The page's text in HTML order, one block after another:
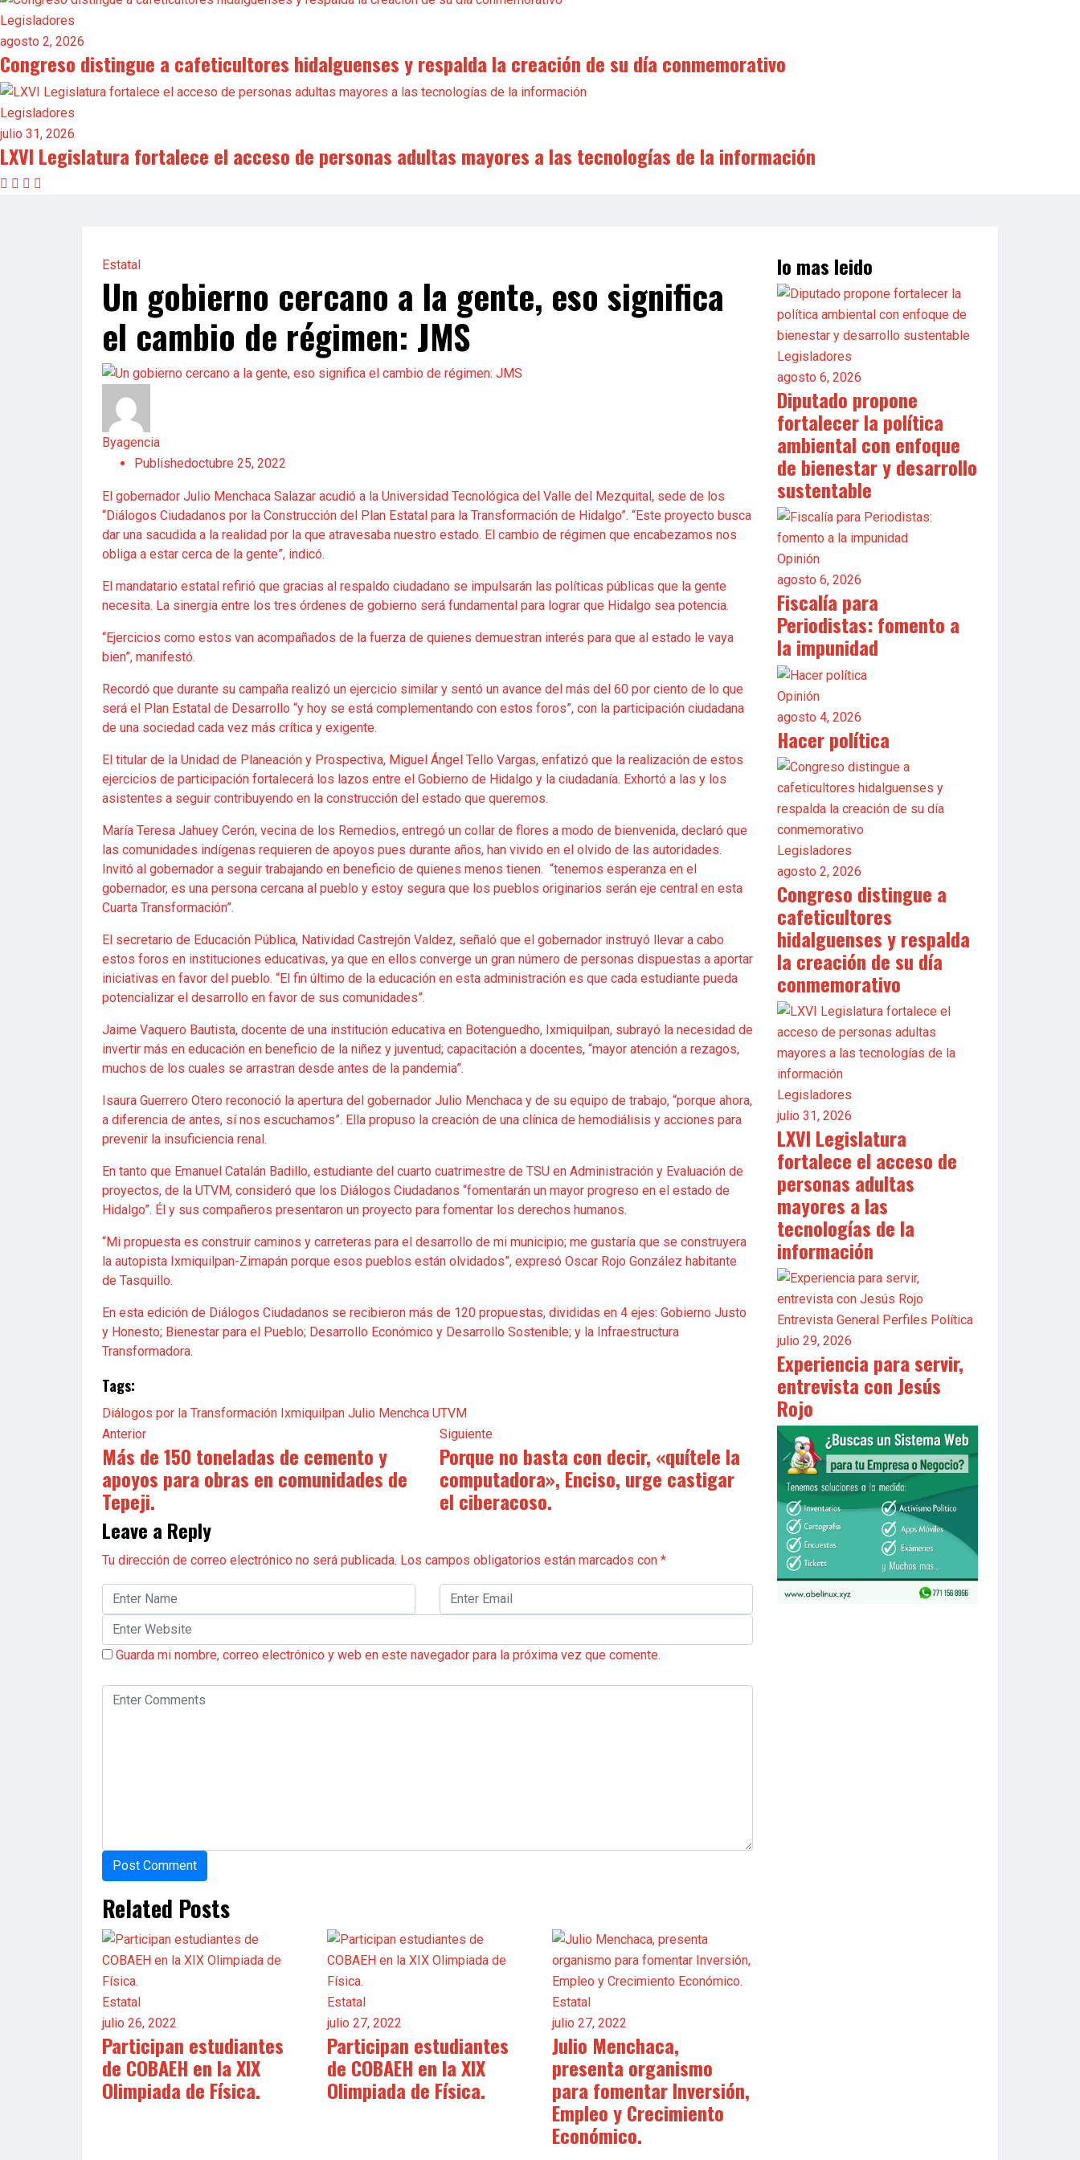
Legisladores
agosto 2, 2026
Congreso distingue a cafeticultores hidalguenses y respalda la creación de su día conmemorativo
Legisladores
julio 31, 2026
LXVI Legislatura fortalece el acceso de personas adultas mayores a las tecnologías de la información
Estatal
Un gobierno cercano a la gente, eso significa
el cambio de régimen: JMS
Byagencia
Publishedoctubre 25, 2022
El gobernador Julio Menchaca Salazar acudió a la Universidad Tecnológica del Valle del Mezquital, sede de los
“Diálogos Ciudadanos por la Construcción del Plan Estatal para la Transformación de Hidalgo”. “Este proyecto busca
dar una sacudida a la realidad por la que atravesaba nuestro estado. El cambio de régimen que encabezamos nos
obliga a estar cerca de la gente”, indicó.
El mandatario estatal refirió que gracias al respaldo ciudadano se impulsarán las políticas públicas que la gente
necesita. La sinergia entre los tres órdenes de gobierno será fundamental para lograr que Hidalgo sea potencia.
“Ejercicios como estos van acompañados de la fuerza de quienes demuestran interés para que al estado le vaya
bien”, manifestó.
Recordó que durante su campaña realizó un ejercicio similar y sentó un avance del más del 60 por ciento de lo que
será el Plan Estatal de Desarrollo “y hoy se está complementando con estos foros”, con la participación ciudadana
de una sociedad cada vez más crítica y exigente.
El titular de la Unidad de Planeación y Prospectiva, Miguel Ángel Tello Vargas, enfatizó que la realización de estos
ejercicios de participación fortalecerá los lazos entre el Gobierno de Hidalgo y la ciudadanía. Exhortó a las y los
asistentes a seguir contribuyendo en la construcción del estado que queremos.
María Teresa Jahuey Cerón, vecina de los Remedios, entregó un collar de flores a modo de bienvenida, declaró que
las comunidades indígenas requieren de apoyos pues durante años, han vivido en el olvido de las autoridades.
Invitó al gobernador a seguir trabajando en beneficio de quienes menos tienen. “tenemos esperanza en el
gobernador, es una persona cercana al pueblo y estoy segura que los pueblos originarios serán eje central en esta
Cuarta Transformación”.
El secretario de Educación Pública, Natividad Castrejón Valdez, señaló que el gobernador instruyó llevar a cabo
estos foros en instituciones educativas, ya que en ellos converge un gran número de personas dispuestas a aportar
iniciativas en favor del pueblo. “El fin último de la educación en esta administración es que cada estudiante pueda
potencializar el desarrollo en favor de sus comunidades”.
Jaime Vaquero Bautista, docente de una institución educativa en Botenguedho, Ixmiquilpan, subrayó la necesidad de
invertir más en educación en beneficio de la niñez y juventud; capacitación a docentes, “mayor atención a rezagos,
muchos de los cuales se arrastran desde antes de la pandemia”.
Isaura Guerrero Otero reconoció la apertura del gobernador Julio Menchaca y de su equipo de trabajo, “porque ahora,
a diferencia de antes, sí nos escuchamos”. Ella propuso la creación de una clínica de hemodiálisis y acciones para
prevenir la insuficiencia renal.
En tanto que Emanuel Catalán Badillo, estudiante del cuarto cuatrimestre de TSU en Administración y Evaluación de
proyectos, de la UTVM, consideró que los Diálogos Ciudadanos “fomentarán un mayor progreso en el estado de
Hidalgo”. Él y sus compañeros presentaron un proyecto para fomentar los derechos humanos.
“Mi propuesta es construir caminos y carreteras para el desarrollo de mi municipio; me gustaría que se construyera
la autopista Ixmiquilpan-Zimapán porque esos pueblos están olvidados”, expresó Oscar Rojo González habitante
de Tasquillo.
En esta edición de Diálogos Ciudadanos se recibieron más de 120 propuestas, divididas en 4 ejes: Gobierno Justo
y Honesto; Bienestar para el Pueblo; Desarrollo Económico y Desarrollo Sostenible; y la Infraestructura
Transformadora.
Tags:
Diálogos por la Transformación Ixmiquilpan Julio Menchca UTVM
Anterior
Más de 150 toneladas de cemento y
apoyos para obras en comunidades de
Tepeji.
Siguiente
Porque no basta con decir, «quítele la
computadora», Enciso, urge castigar
el ciberacoso.
Leave a Reply
Tu dirección de correo electrónico no será publicada. Los campos obligatorios están marcados con *
Guarda mi nombre, correo electrónico y web en este navegador para la próxima vez que comente.
lo mas leido
Legisladores
agosto 6, 2026
Diputado propone
fortalecer la política
ambiental con enfoque
de bienestar y desarrollo
sustentable
Opinión
agosto 6, 2026
Fiscalía para
Periodistas: fomento a
la impunidad
Opinión
agosto 4, 2026
Hacer política
Legisladores
agosto 2, 2026
Congreso distingue a
cafeticultores
hidalguenses y respalda
la creación de su día
conmemorativo
Legisladores
julio 31, 2026
LXVI Legislatura
fortalece el acceso de
personas adultas
mayores a las
tecnologías de la
información
Entrevista General Perfiles Política
julio 29, 2026
Experiencia para servir,
entrevista con Jesús
Rojo
Related Posts
Estatal
julio 26, 2022
Participan estudiantes
de COBAEH en la XIX
Olimpiada de Física.
Estatal
julio 27, 2022
Participan estudiantes
de COBAEH en la XIX
Olimpiada de Física.
Estatal
julio 27, 2022
Julio Menchaca,
presenta organismo
para fomentar Inversión,
Empleo y Crecimiento
Económico.